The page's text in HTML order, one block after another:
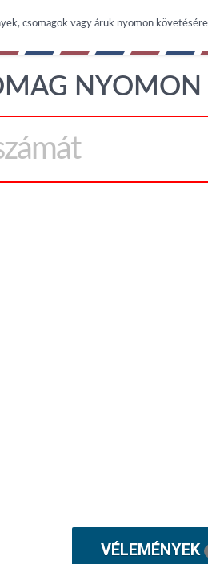
csomagok vagy áruk nyomon követésére
NYOMON
VÉLEMÉNYEK